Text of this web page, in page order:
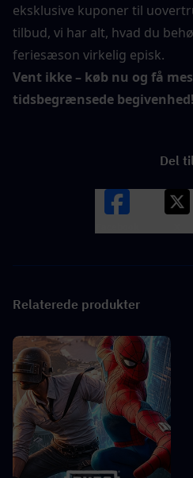
eksklusive kuponer til
tilbud, vi har alt, hvad du
feriesæson virkelig episk.
Vent ikke – køb nu og få
tidsbegrænsede begivenhed!
Del til
Relaterede produkter